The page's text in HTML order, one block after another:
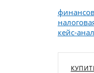
кейс-